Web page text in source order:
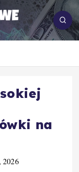
pracy, biznesie i
na
2026